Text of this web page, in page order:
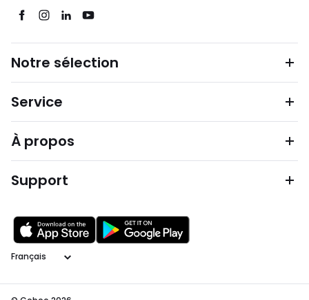
Notre sélection
Service
À propos
Support
Langage